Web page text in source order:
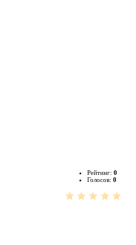
Рейтинг: 0
Голосов: 0